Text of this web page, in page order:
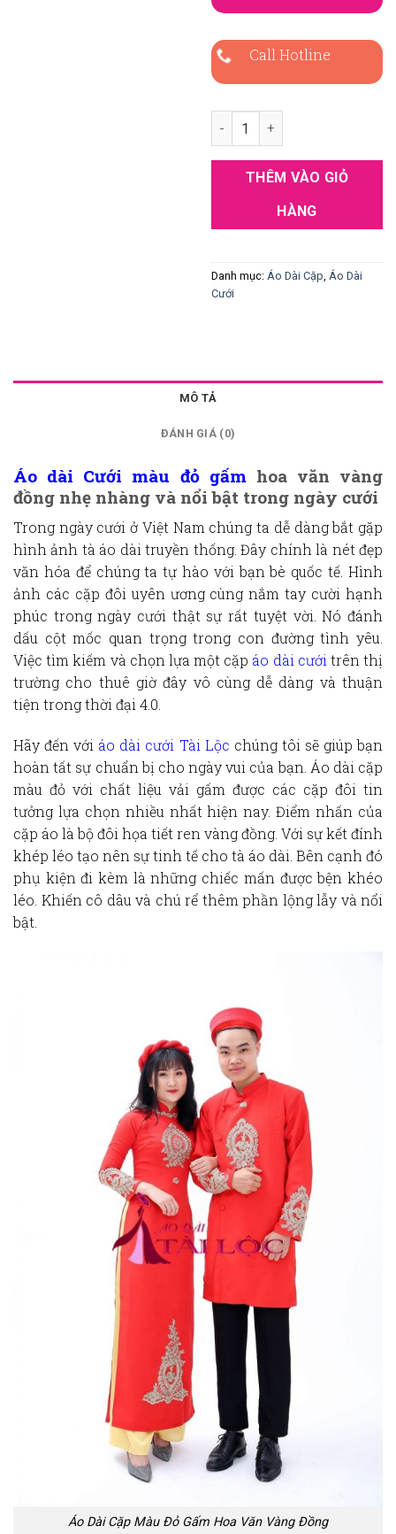
Call Hotline
Áo Dài Cặp Màu Đỏ Gấm
THÊM VÀO GIỎ
HÀNG
Danh mục: Áo Dài Cặp Áo Dài
Cưới
MÔ TẢ
ĐÁNH GIÁ (0)
Áo dài Cưới màu đỏ gấmhoa văn vàng
đồng nhẹ nhàng và nổi bật trong ngày cưới
Trong ngày cưới ở Việt Nam chúng ta dễ dàng bắt gặp
hình ảnh tà áo dài truyền thống. Đây chính là nét đẹp
văn hóa để chúng ta tự hào với bạn bè quốc tế. Hình
ảnh các cặp đôi uyên ương cùng nắm tay cười hạnh
phúc trong ngày cưới thật sự rất tuyệt vời. Nó đánh
dấu cột mốc quan trọng trong con đường tình yêu.
Việc tìm kiếm và chọn lựa một cặp áo dài cướitrên thị
trường cho thuê giờ đây vô cùng dễ dàng và thuận
tiện trong thời đại 4.0.
Hãy đến với áo dài cưới Tài Lộc chúng tôi sẽ giúp bạn
hoàn tất sự chuẩn bị cho ngày vui của bạn. Áo dài cặp
màu đỏ với chất liệu vải gấm được các cặp đôi tin
tưởng lựa chọn nhiều nhất hiện nay. Điểm nhấn của
cặp áo là bộ đôi họa tiết ren vàng đồng. Với sự kết đính
khép léo tạo nên sự tinh tế cho tà áo dài. Bên cạnh đó
phụ kiện đi kèm là những chiếc mấn được bện khéo
léo. Khiến cô dâu và chú rể thêm phần lộng lẫy và nổi
bật.
Áo Dài Cặp Màu Đỏ Gấm Hoa Văn Vàng Đồng